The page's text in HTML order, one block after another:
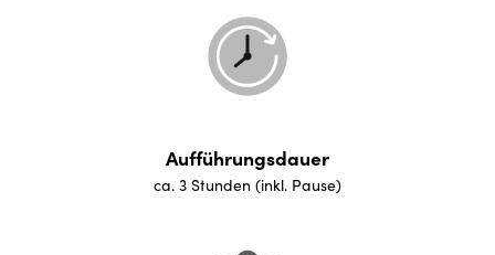
Aufführungsdauer
ca. 3 Stunden (inkl. Pause)